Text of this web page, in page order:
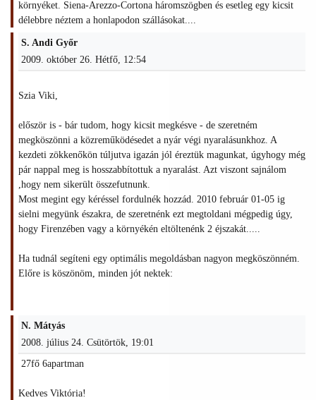
környéket. Siena-Arezzo-Cortona háromszögben és esetleg egy kicsit
délebbre néztem a honlapodon szállásokat....
S. Andi Győr
2009. október 26. Hétfő, 12:54
Szia Viki,
először is - bár tudom, hogy kicsit megkésve - de szeretném
megköszönni a közreműködésedet a nyár végi nyaralásunkhoz. A
kezdeti zökkenőkön túljutva igazán jól éreztük magunkat, úgyhogy még
pár nappal meg is hosszabbítottuk a nyaralást. Azt viszont sajnálom
,hogy nem sikerült összefutnunk.
Most megint egy kéréssel fordulnék hozzád. 2010 február 01-05 ig
sielni megyünk északra, de szeretnénk ezt megtoldani mégpedig úgy,
hogy Firenzében vagy a környékén eltöltenénk 2 éjszakát.....
Ha tudnál segíteni egy optimális megoldásban nagyon megköszönném.
Előre is köszönöm, minden jót nektek:
N. Mátyás
2008. július 24. Csütörtök, 19:01
27fő 6apartman
Kedves Viktória!